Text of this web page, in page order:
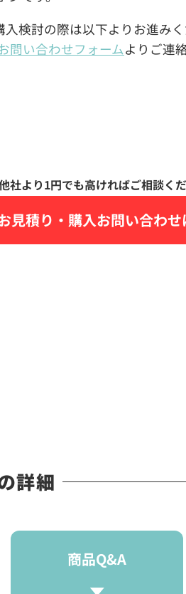
入検討の際は以下よりお進み
問い合わせフォームよりご連
見積り・ 購入お問い合わせ
詳細
商品Q&A